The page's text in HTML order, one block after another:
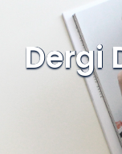
Dergi